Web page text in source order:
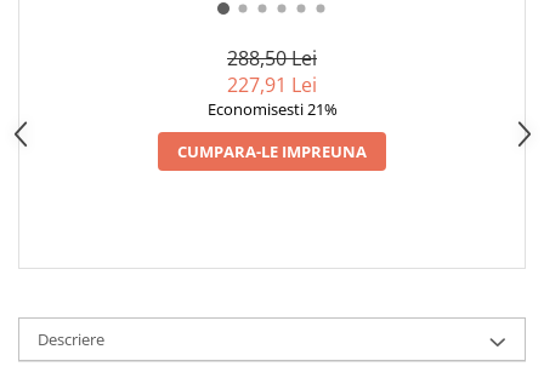
288,50 Lei
227,91 Lei
Economisesti 21%
CUMPARA-LE IMPREUNA
Descriere